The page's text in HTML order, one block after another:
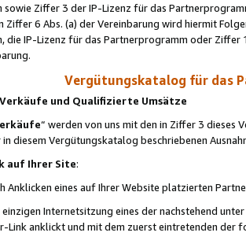
Ziffer 3 der IP-Lizenz für das
Ziffer 6 Abs. (a) der Vereinbarung wird hiermit
die IP-Lizenz für das Partnerprogramm oder
Vergütungskatalog für das
und Qualifizierte Umsätze
“ werden von uns mit den in Ziffer 3
diesem Vergütungskatalog beschriebenen
auf Ihrer Site:
Anklicken eines auf Ihrer Website platzierten
Internetsitzung eines der nachstehend
Link anklickt und mit dem zuerst eintretenden der